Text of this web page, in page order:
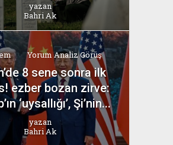
yazan
Bahri Ak
Yorum Analiz Görüş
8 sene sonra ilk
ezber bozan zirve:
‘uysallığı’, Şi’nin...
yazan
Bahri Ak